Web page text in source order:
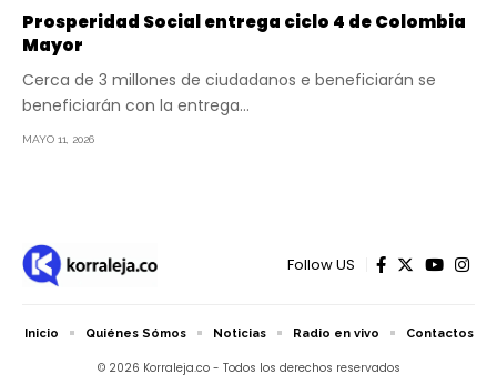
Prosperidad Social entrega ciclo 4 de Colombia
Mayor
Cerca de 3 millones de ciudadanos e beneficiarán se
beneficiarán con la entrega…
MAYO 11, 2026
Follow US
© 2026 Korraleja.co - Todos los derechos reservados
Inicio Quiénes Sómos Noticias Radio en vivo Contactos